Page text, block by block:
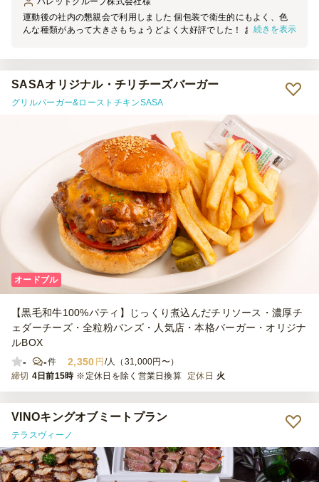
運動後の社内の懇親会で利用しました 個包装で衛生的にもよく、色
んな種類があって大きさもちょうどよく大好評でした！ お米も固す
続きを表示
SASAオリジナル・チリチーズバーガー
グリルバーガー&ローストチキンSASA
オードブル
【黒毛和牛100%パティ】じっくり煮込んだチリソース・濃厚チ
ェダーチーズ・全粒粉バンズ・人気店・本格バーガー・オリジナ
ルBOX
-
-件 2,350 円/人（31,000円〜）
締切 4日前15時 ※定休日を除く営業日換算 定休日 火
VINOキングオブミートプラン
テラスヴィーノ